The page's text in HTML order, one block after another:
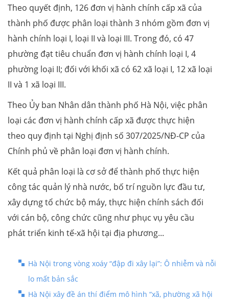
Theo quyết định, 126 đơn vị hành chính cấp xã của
thành phố được phân loại thành 3 nhóm gồm đơn vị
hành chính loại I, loại II và loại III. Trong đó, có 47
phường đạt tiêu chuẩn đơn vị hành chính loại I, 4
phường loại II; đối với khối xã có 62 xã loại I, 12 xã loại
II và 1 xã loại III.
Theo Ủy ban Nhân dân thành phố Hà Nội, việc phân
loại các đơn vị hành chính cấp xã được thực hiện
theo quy định tại Nghị định số 307/2025/NĐ-CP của
Chính phủ về phân loại đơn vị hành chính.
Kết quả phân loại là cơ sở để thành phố thực hiện
công tác quản lý nhà nước, bố trí nguồn lực đầu tư,
xây dựng tổ chức bộ máy, thực hiện chính sách đối
với cán bộ, công chức cũng như phục vụ yêu cầu
phát triển kinh tế-xã hội tại địa phương...
Hà Nội trong vòng xoáy “đập đi xây lại”: Ô nhiễm và nỗi
lo mất bản sắc
Hà Nội xây đề án thí điểm mô hình “xã, phường xã hội